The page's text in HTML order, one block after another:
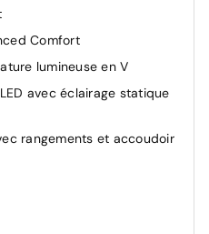
Comfort
lumineuse en V
avec éclairage statique
rangements et accoudoir
hauteur